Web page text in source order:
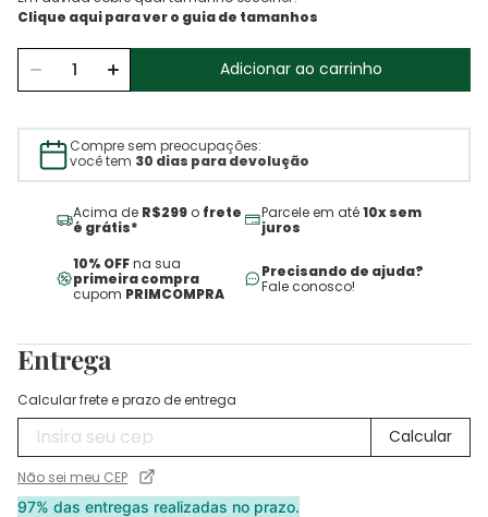
Adicionar ao carrinho
Compre sem preocupações:
você tem 30 dias para devolução
Acima de R$299 o frete
é grátis*
Parcele em até10x sem
juros
10% OFFna sua
primeira compra
cupom PRIMCOMPRA
Precisando de ajuda?
Fale conosco!
Entrega
Calcular frete e prazo de entrega
Não sei meu CEP
97% das entregas realizadas no prazo.